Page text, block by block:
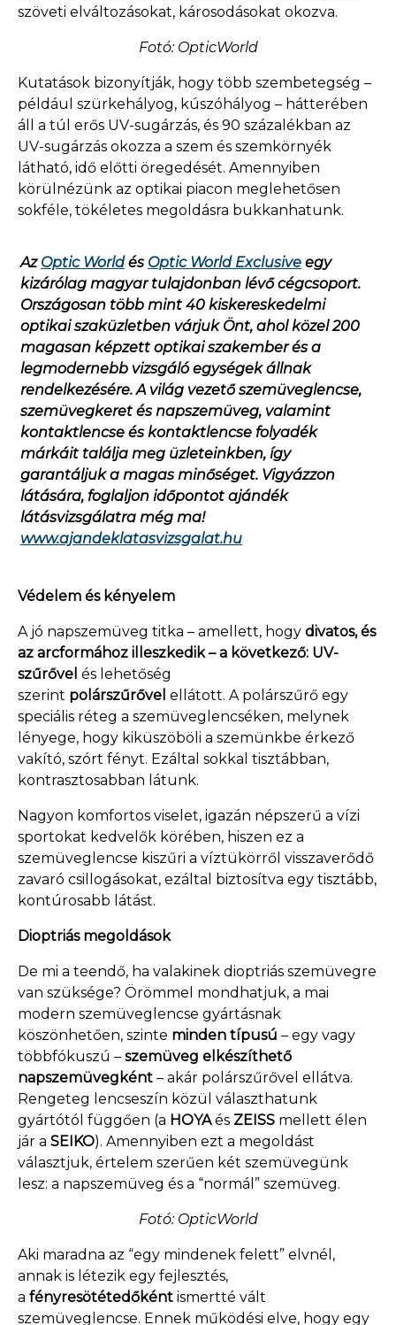
szöveti elváltozásokat, károsodásokat okozva.
Fotó: OpticWorld
Kutatások bizonyítják, hogy több szembetegség –
például szürkehályog, kúszóhályog – hátterében
áll a túl erős UV-sugárzás, és 90 százalékban az
UV-sugárzás okozza a szem és szemkörnyék
látható, idő előtti öregedését. Amennyiben
körülnézünk az optikai piacon meglehetősen
sokféle, tökéletes megoldásra bukkanhatunk.
Az Optic Worldés Optic World Exclusive egy
kizárólag magyar tulajdonban lévő cégcsoport.
Országosan több mint 40 kiskereskedelmi
optikai szaküzletben várjuk Önt, ahol közel 200
magasan képzett optikai szakember és a
legmodernebb vizsgáló egységek állnak
rendelkezésére. A világ vezető szemüveglencse,
szemüvegkeret és napszemüveg, valamint
kontaktlencse és kontaktlencse folyadék
márkáit találja meg üzleteinkben, így
garantáljuk a magas minőséget. Vigyázzon
látására, foglaljon időpontot ajándék
látásvizsgálatra még ma!
www.ajandeklatasvizsgalat.hu
Védelem és kényelem
A jó napszemüveg titka – amellett, hogy divatos, és
az arcformához illeszkedik – a következő: UV-
szűrővel és lehetőség
szerint polárszűrővel ellátott. A polárszűrő egy
speciális réteg a szemüveglencséken, melynek
lényege, hogy kiküszöböli a szemünkbe érkező
vakító, szórt fényt. Ezáltal sokkal tisztábban,
kontrasztosabban látunk.
Nagyon komfortos viselet, igazán népszerű a vízi
sportokat kedvelők körében, hiszen ez a
szemüveglencse kiszűri a víztükörről visszaverődő
zavaró csillogásokat, ezáltal biztosítva egy tisztább,
kontúrosabb látást.
Dioptriás megoldások
De mi a teendő, ha valakinek dioptriás szemüvegre
van szüksége? Örömmel mondhatjuk, a mai
modern szemüveglencse gyártásnak
köszönhetően, szinte minden típusú – egy vagy
többfókuszú – szemüveg elkészíthető
napszemüvegként – akár polárszűrővel ellátva.
Rengeteg lencseszín közül választhatunk
gyártótól függően (a HOYAés ZEISS mellett élen
jár a SEIKO). Amennyiben ezt a megoldást
választjuk, értelem szerűen két szemüvegünk
lesz: a napszemüveg és a “normál” szemüveg.
Fotó: OpticWorld
Aki maradna az “egy mindenek felett” elvnél,
annak is létezik egy fejlesztés,
a fényresötétedőként ismertté vált
szemüveglencse. Ennek működési elve, hogy egy